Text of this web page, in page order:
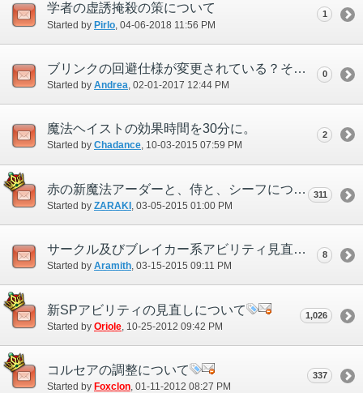
学者の虚誘掩殺の策について
Started by Pirlo ‎, 04-06-2018 11:56 PM
1
ブリンクの回避仕様が変更されている？それとも不具合？
Started by Andrea‎, 02-01-2017 12:44 PM
0
魔法ヘイストの効果時間を30分に。
Started by Chadance‎, 10-03-2015 07:59 PM
2
赤の新魔法アーダーと、侍と、シーフについて。
Started by ZARAKI ‎, 03-05-2015 01:00 PM
311
サークル及びブレイカー系アビリティ見直しの提案ついて
Started by Aramith‎, 03-15-2015 09:11 PM
8
新SPアビリティの見直しについて
Started by Oriole ‎, 10-25-2012 09:42 PM
1,026
コルセアの調整について
Started by Foxclon‎, 01-11-2012 08:27 PM
337